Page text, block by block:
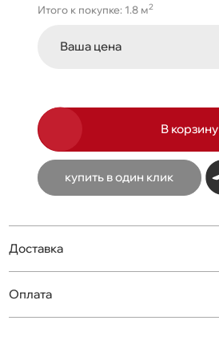
Итого к покупке: 1.8 м2
Ваша цена
В корзину
купить в один клик
Доставка
Оплата